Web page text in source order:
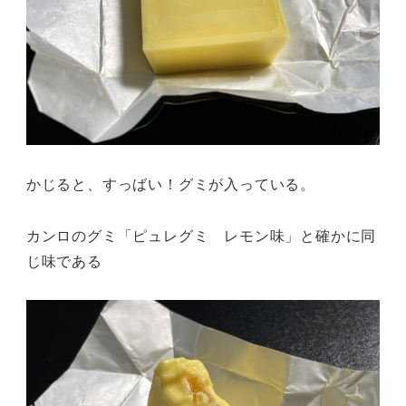
かじると、すっばい！グミが入っている。
カンロのグミ「ピュレグミ レモン味」と確かに同
じ味である